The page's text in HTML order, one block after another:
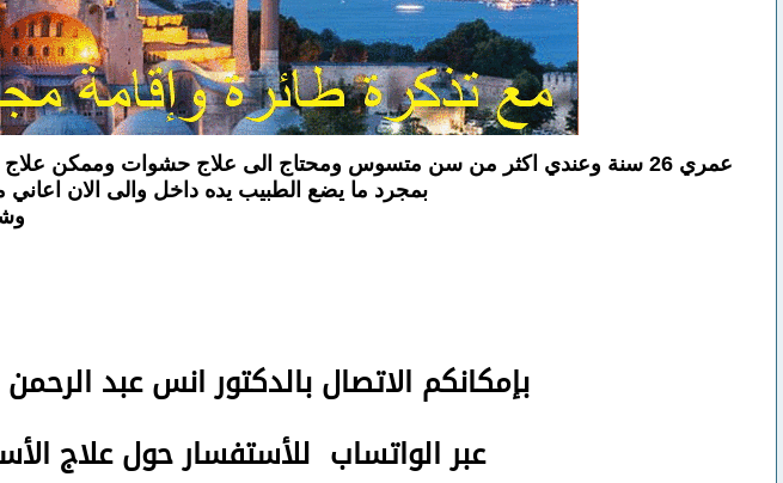
بمجرد ما يضع الطبيب يده داخل والى الان
بإمكانكم الاتصال بالدكتور انس عبد الرحمن
عبر الواتساب للأستفسار حول علاج